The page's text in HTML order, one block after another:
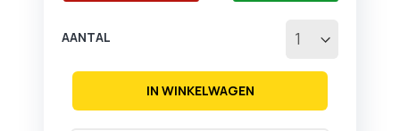
AANTAL
IN WINKELWAGEN